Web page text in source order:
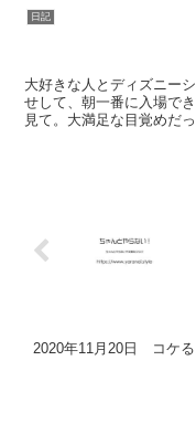
日記
大好きな人とディズニー
せして、朝一番に入場で
見て。大満足な目覚めだ
あったけれど。夢に出て
2020年11月20日 コケ